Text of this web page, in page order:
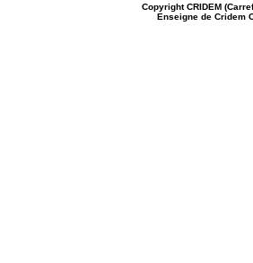
CopyrightCRIDEM
Enseigne de Cridem